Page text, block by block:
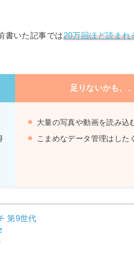
書いた記事では20万回ほど読まれ
足りないかも、、
大量の写真や動画を読み込
こまめなデータ管理はした
第9世代